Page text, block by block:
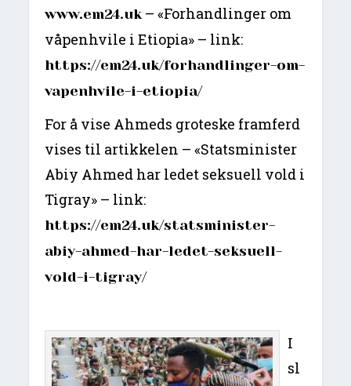
www.em24.uk– «Forhandlinger om
våpenhvile i Etiopia» – link:
https://em24.uk/forhandlinger-om-
vapenhvile-i-etiopia/
For å vise Ahmeds groteske framferd
vises til artikkelen – «Statsminister
Abiy Ahmed har ledet seksuell vold i
Tigray» – link:
https://em24.uk/statsminister-
abiy-ahmed-har-ledet-seksuell-
vold-i-tigray/
I
sl